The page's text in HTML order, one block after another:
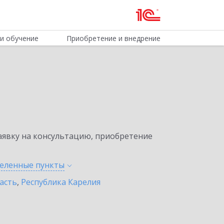
обучение Приобретение и внедрение
на консультацию, приобретение
пункты
, Республика Карелия